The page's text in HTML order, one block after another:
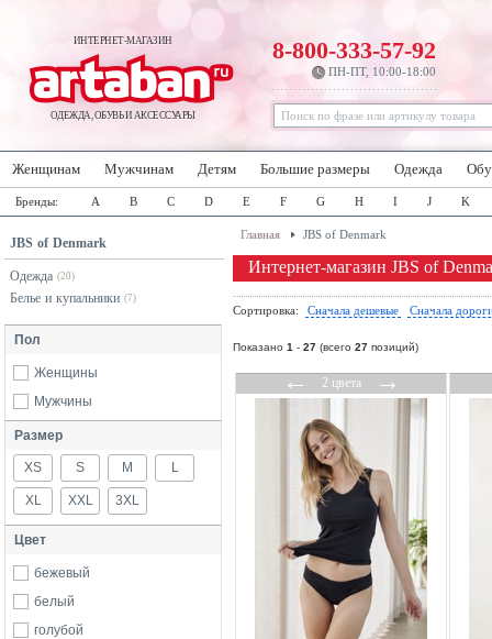
ИНТЕРНЕТ-МАГАЗИН
ОДЕЖДА, ОБУВЬ И АКСЕССУАРЫ
8-800-333-57-92
ПН-ПТ, 10:00-18:00
Женщинам Мужчинам Детям Большие размеры Одежда
Бренды: A B C D E F G H I J K
JBS of Denmark
Одежда (20)
Белье и купальники (7)
Пол
Женщины
Мужчины
Размер
XS S M L
XL XXL 3XL
Цвет
бежевый
белый
голубой
Главная JBS of Denmark
Интернет-магазин JBS of
Сортировка: Сначала дешевые Сначала
Показано 1 - 27 (всего 27 позиций)
←2 цвета→